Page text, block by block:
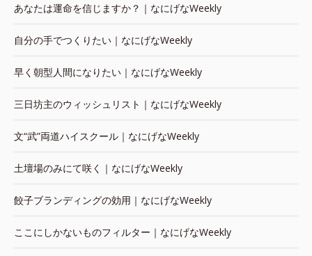
あなたは運命を信じますか？｜なにげなWeekly
自分の手でつくりたい｜なにげなWeekly
早く朝型人間になりたい｜なにげなWeekly
三日坊主のウィッシュリスト｜なにげなWeekly
文“武”両道ハイスクール｜なにげなWeekly
土壇場のみにて咲く｜なにげなWeekly
餃子ブランディングの効用｜なにげなWeekly
ここにしかないものフィルター｜なにげなWeekly